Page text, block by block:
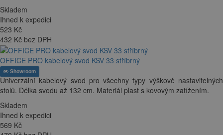
Skladem
Ihned k expedici
523 Kč
432 Kč bez DPH
OFFICE PRO kabelový svod KSV 33 stříbrný
Showroom
Univerzální kabelový svod pro všechny typy výškově nastavitelných
stolů. Délka svodu až 132 cm. Materiál plast s kovovým zatížením.
Skladem
Ihned k expedici
569 Kč